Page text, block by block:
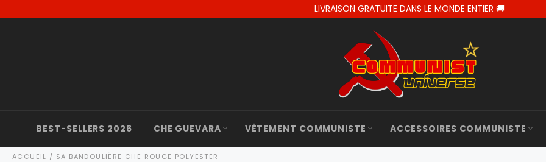
au
LIVRAISON GRATUITE DANS LE MONDE ENTIER 🚚
BEST-SELLERS 2026 CHE GUEVARA VÊTEMENT COMMUNISTE ACCESSOIRES COMMUNISTE
ACCUEIL / SA BANDOULIÈRE CHE ROUGE POLYESTER